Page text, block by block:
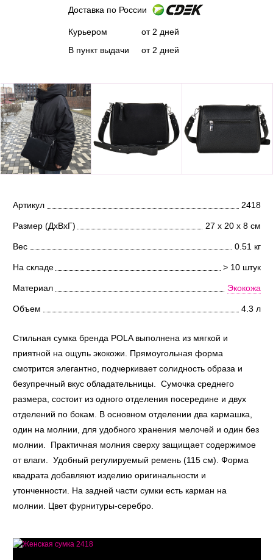
Доставка по России
Курьером
В пункт выдачи
от 2 дней
от 2 дней
Артикул 2418
Размер (ДхВхГ) 27 х 20 х 8 см
Вес 0.51 кг
На складе > 10 штук
Материал Экокожа
Объем 4.3 л
Стильная сумка бренда POLA выполнена из мягкой и
приятной на ощупь экокожи. Прямоугольная форма
смотрится элегантно, подчеркивает солидность образа и
безупречный вкус обладательницы. Сумочка среднего
размера, состоит из одного отделения посередине и двух
отделений по бокам. В основном отделении два кармашка,
один на молнии, для удобного хранения мелочей и один без
молнии. Практичная молния сверху защищает содержимое
от влаги. Удобный регулируемый ремень (115 см). Форма
квадрата добавляют изделию оригинальности и
утонченности. На задней части сумки есть карман на
молнии. Цвет фурнитуры-серебро.